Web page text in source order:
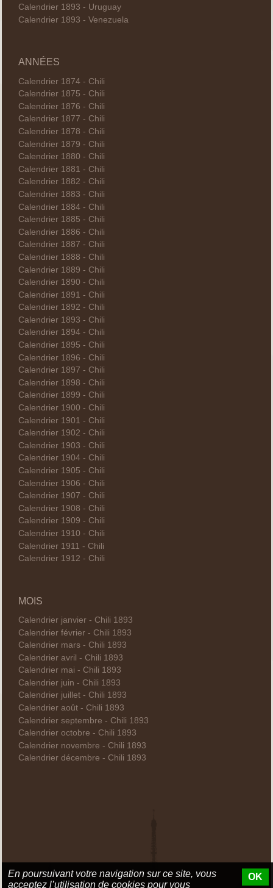
Calendrier 1893 - Uruguay
Calendrier 1893 - Venezuela
ANNÉES
Calendrier 1874 - Chili
Calendrier 1875 - Chili
Calendrier 1876 - Chili
Calendrier 1877 - Chili
Calendrier 1878 - Chili
Calendrier 1879 - Chili
Calendrier 1880 - Chili
Calendrier 1881 - Chili
Calendrier 1882 - Chili
Calendrier 1883 - Chili
Calendrier 1884 - Chili
Calendrier 1885 - Chili
Calendrier 1886 - Chili
Calendrier 1887 - Chili
Calendrier 1888 - Chili
Calendrier 1889 - Chili
Calendrier 1890 - Chili
Calendrier 1891 - Chili
Calendrier 1892 - Chili
Calendrier 1893 - Chili
Calendrier 1894 - Chili
Calendrier 1895 - Chili
Calendrier 1896 - Chili
Calendrier 1897 - Chili
Calendrier 1898 - Chili
Calendrier 1899 - Chili
Calendrier 1900 - Chili
Calendrier 1901 - Chili
Calendrier 1902 - Chili
Calendrier 1903 - Chili
Calendrier 1904 - Chili
Calendrier 1905 - Chili
Calendrier 1906 - Chili
Calendrier 1907 - Chili
Calendrier 1908 - Chili
Calendrier 1909 - Chili
Calendrier 1910 - Chili
Calendrier 1911 - Chili
Calendrier 1912 - Chili
MOIS
Calendrier janvier - Chili 1893
Calendrier février - Chili 1893
Calendrier mars - Chili 1893
Calendrier avril - Chili 1893
Calendrier mai - Chili 1893
Calendrier juin - Chili 1893
Calendrier juillet - Chili 1893
Calendrier août - Chili 1893
Calendrier septembre - Chili 1893
Calendrier octobre - Chili 1893
Calendrier novembre - Chili 1893
Calendrier décembre - Chili 1893
En poursuivant votre navigation sur ce site, vous
acceptez l’utilisation de cookies pour vous
OK